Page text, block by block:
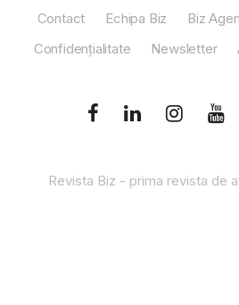
Contact Echipa Biz Biz
Confidențialitate
Newsletter
Revista Biz - prima revista de